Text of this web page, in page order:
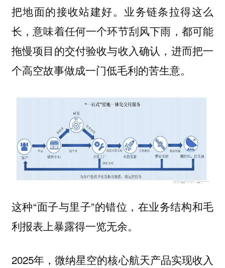
把地面的接收站建好。业务链条拉得这么
长，意味着任何一个环节刮风下雨，都可能
拖慢项目的交付验收与收入确认，进而把一
个高空故事做成一门低毛利的苦生意。
这种“面子与里子”的错位，在业务结构和毛
利报表上暴露得一览无余。
2025年，微纳星空的核心航天产品实现收入